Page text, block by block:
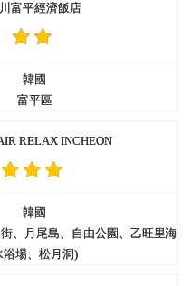
富平經濟飯店
韓國
富平區
RELAX INCHEON
韓國
、月尾島、自由公園、乙旺里海
浴場、松月洞)